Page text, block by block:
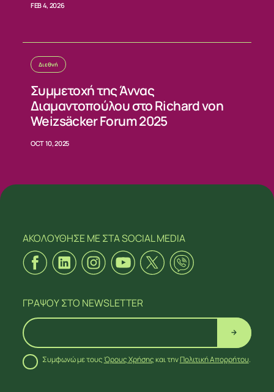
ΑΚΟΛΟΥΘΗΣΕ ΜΕΣΤΑ SOCIAL MEDIA
FEB 4, 2026
Διεθνή
Συμμετοχή της Άννας
Διαμαντοπούλου στο Richard von
Weizsäcker Forum 2025
OCT 10, 2025
ΑΚΟΛΟΥΘΗΣΕ ΜΕΣΤΑ SOCIAL MEDIA
ΓΡΑΨΟΥΣΤΟ NEWSLETTER
Συμφωνώ με τουςΌρους Χρήσηςκαι τηνΠολιτική Απορρήτου.